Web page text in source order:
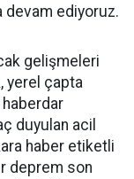
devam ediyoruz.
gelişmeleri
yerel çapta
haberdar
duyulan acil
haber etiketli
deprem son